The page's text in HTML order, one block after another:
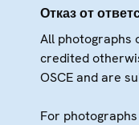
Отказ от
All photographs
credited
OSCE and are
For